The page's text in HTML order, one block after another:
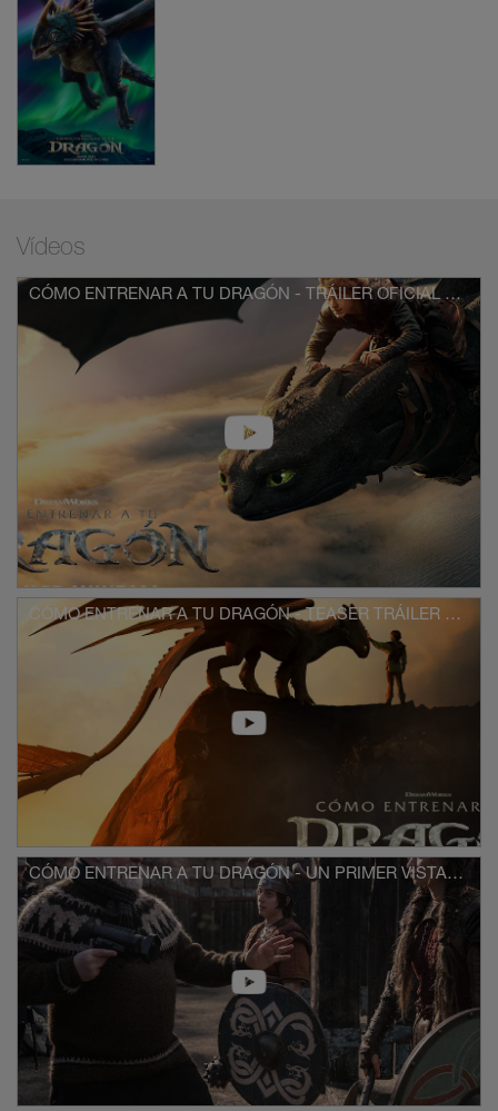
Vídeos
CÓMO ENTRENAR A TU DRAGÓN - TRÁILER OFICIAL (UNIVERSAL PICTURES) HD
CÓMO ENTRENAR A TU DRAGÓN - TEASER TRÁILER OFICIAL (UNIVERSAL PICTURES) HD
CÓMO ENTRENAR A TU DRAGÓN - UN PRIMER VISTAZO